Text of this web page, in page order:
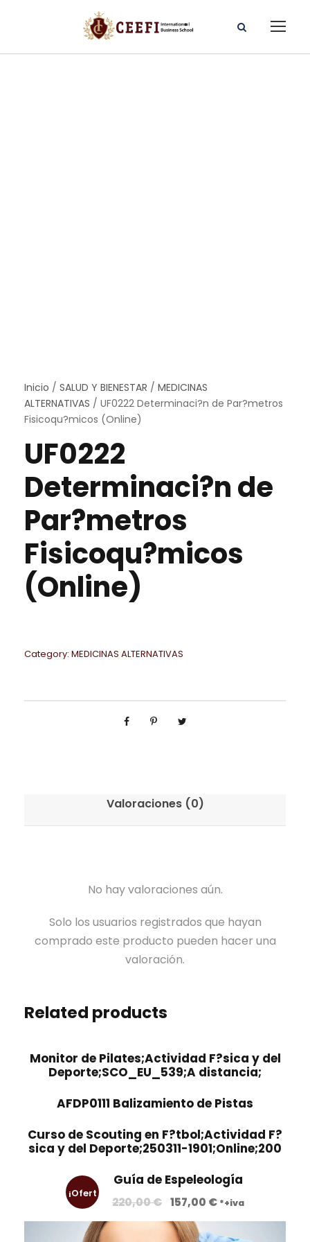
Inicio / SALUD Y BIENESTAR / MEDICINAS
ALTERNATIVAS / UF0222 Determinaci?n de Par?metros
Fisicoqu?micos (Online)
UF0222
Determinaci?n de
Par?metros
Fisicoqu?micos
(Online)
Category: MEDICINAS ALTERNATIVAS
Valoraciones (0)
No hay valoraciones aún.
Solo los usuarios registrados que hayan
comprado este producto pueden hacer una
valoración.
Related products
Monitor de Pilates;Actividad F?sica y del
Deporte;SCO_EU_539;A distancia;
AFDP0111 Balizamiento de Pistas
Curso de Scouting en F?tbol;Actividad F?
sica y del Deporte;250311-1901;Online;200
¡Ofert
Guía de Espeleología
220,00€ E
l
p
157,00 €E
l
p
*+iva